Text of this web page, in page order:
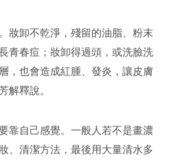
妝卸不乾淨，殘留的油脂、粉末
青春痘；妝卸得過頭，或洗臉洗
，也會造成紅腫、發炎，讓皮膚
解釋說。
靠自己感覺。一般人若不是畫濃
、清潔方法，最後用大量清水多